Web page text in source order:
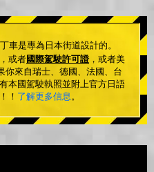
車是專為日本街道設計的。
或者國際駕駛許可證 ，或者美
你來自瑞士、德國、法國、台
本國駕駛執照並附上官方日語
！ 了解更多信息。